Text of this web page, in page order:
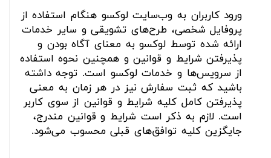
ورود کاربران به وب‏‌سایت لوکسو هنگام استفاده از
پروفایل شخصی، طرح‏‌های تشویقی و سایر خدمات
ارائه شده توسط لوکسو به معنای آگاه بودن و
پذیرفتن شرایط و قوانین و همچنین نحوه استفاده
از سرویس‌‏ها و خدمات لوکسو است. توجه داشته
باشید که ثبت سفارش نیز در هر زمان به معنی
پذیرفتن کامل کلیه شرایط و قوانین از سوی کاربر
است. لازم به ذکر است شرایط و قوانین مندرج،
جایگزین کلیه توافق‏‌های قبلی محسوب می‏‌شود.